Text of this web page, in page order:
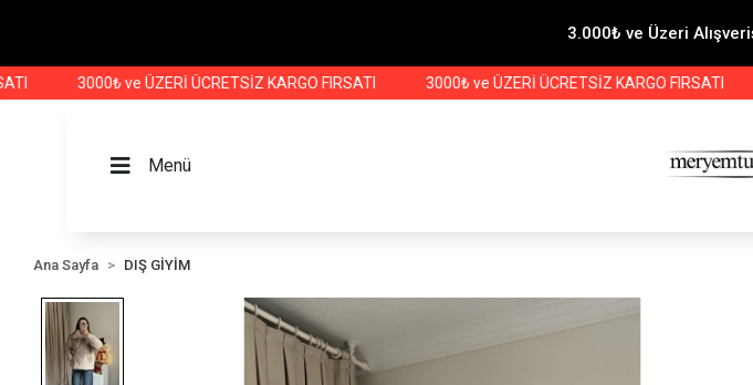
3.000₺ ve Üzeri
3000₺ ve ÜZERİ ÜCRETSİZ KARGO FIRSATI 3000₺ ve ÜZERİ ÜCRETSİZ KARGO FIRSATI
Menü
Ana Sayfa DIŞ GİYİM